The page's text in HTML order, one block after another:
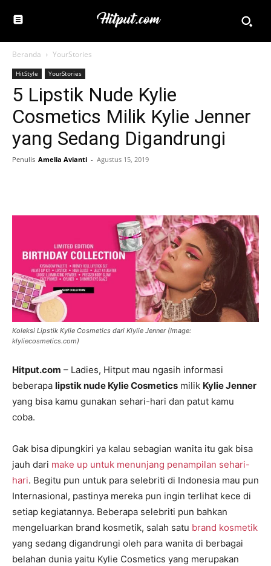
Beranda YourStories
HitStyle YourStories
5 Lipstik Nude Kylie
Cosmetics Milik Kylie Jenner
yang Sedang Digandrungi
Penulis Amelia Avianti - Agustus 15, 2019
Koleksi Lipstik Kylie Cosmetics dari Klylie Jenner (Image:
klyliecosmetics.com)
Hitput.com – Ladies, Hitput mau ngasih informasi
beberapa lipstik nude Kylie Cosmetics milik Kylie Jenner
yang bisa kamu gunakan sehari-hari dan patut kamu
coba.
Gak bisa dipungkiri ya kalau sebagian wanita itu gak bisa
jauh dari make up untuk menunjang penampilan sehari-
hari. Begitu pun untuk para selebriti di Indonesia mau pun
Internasional, pastinya mereka pun ingin terlihat kece di
setiap kegiatannya. Beberapa selebriti pun bahkan
mengeluarkan brand kosmetik, salah satu brand kosmetik
yang sedang digandrungi oleh para wanita di berbagai
belahan dunia yaitu Kylie Cosmetics yang merupakan